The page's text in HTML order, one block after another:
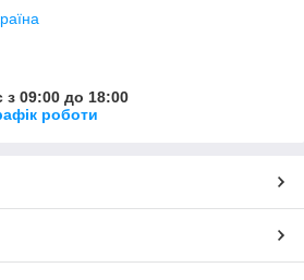
з 09:00 до 18:00
роботи